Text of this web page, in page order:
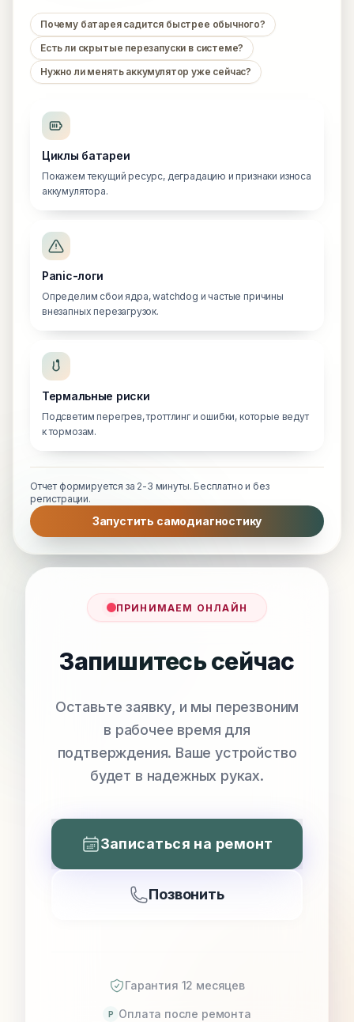
Почему батарея садится быстрее обычного?
Есть ли скрытые перезапуски в системе?
Нужно ли менять аккумулятор уже сейчас?
Циклы батареи
Покажем текущий ресурс, деградацию и признаки износа
аккумулятора.
Panic-логи
Определим сбои ядра, watchdog и частые причины
внезапных перезагрузок.
Термальные риски
Подсветим перегрев, троттлинг и ошибки, которые ведут
к тормозам.
Отчет формируется за 2-3 минуты. Бесплатно и без
регистрации.
Запустить самодиагностику
ПРИНИМАЕМ ОНЛАЙН
Запишитесь сейчас
Оставьте заявку, и мы перезвоним
в рабочее время для
подтверждения. Ваше устройство
будет в надежных руках.
Записаться на ремонт
Позвонить
Гарантия 12 месяцев
P Оплата после ремонта